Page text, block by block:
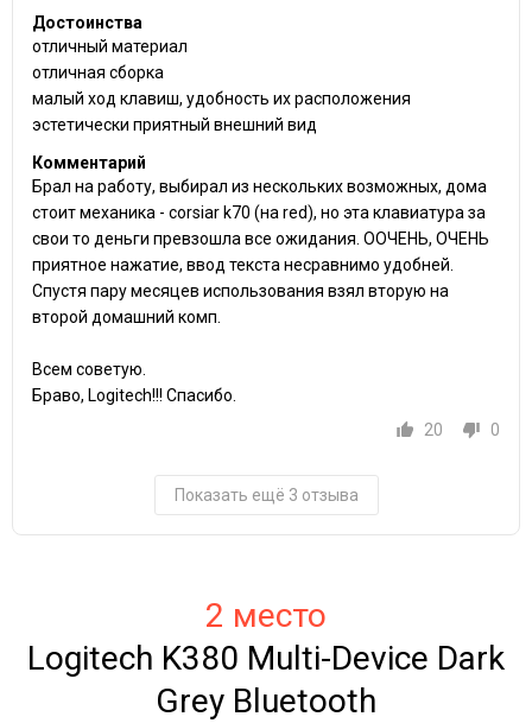
Достоинства
отличный материал
отличная сборка
малый ход клавиш, удобность их расположения
эстетически приятный внешний вид
Комментарий
Брал на работу, выбирал из нескольких возможных, дома
стоит механика - corsiar k70 (на red), но эта клавиатура за
свои то деньги превзошла все ожидания. ООЧЕНЬ, ОЧЕНЬ
приятное нажатие, ввод текста несравнимо удобней.
Спустя пару месяцев использования взял вторую на
второй домашний комп.
Всем советую.
Браво, Logitech!!! Спасибо.
20
0
Показать ещё 3 отзыва
2 место
Logitech K380 Multi-Device Dark
Grey Bluetooth